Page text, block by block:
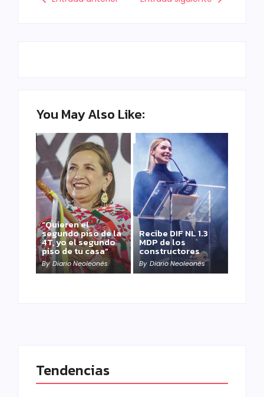
You May Also Like:
“Quieren el
segundo piso de la
4T, yo el segundo
piso de tu casa”
By Diario Neoleonés
Recibe DIF NL 1.3
MDP de los
constructores
By Diario Neoleonés
Tendencias